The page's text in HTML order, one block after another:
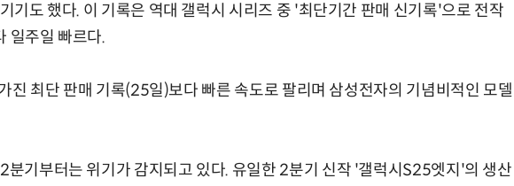
기도 했다. 이 기록은 역대 갤럭시 시리즈 중 '최단기간 판매 신기록'으로 전작
일주일 빠르다.
진 최단 판매 기록(25일)보다 빠른 속도로 팔리며 삼성전자의 기념비적인 모델
분기부터는 위기가 감지되고 있다. 유일한 2분기 신작 '갤럭시S25엣지'의 생산